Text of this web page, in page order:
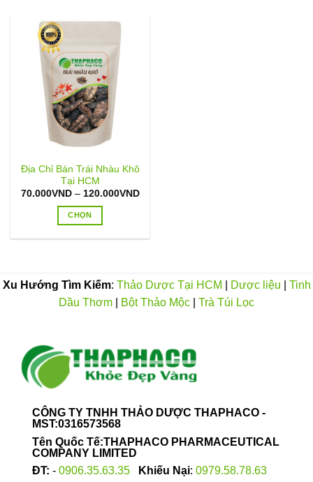
Địa Chỉ Bán Trái Nhàu Khô
Tại HCM
70.000VND – 120.000VNDKhoảng
120.000VND
CHỌN
nhiều
biến
tùy
chọn
có
được
chọn
trên
trang
sản
Xu Hướng Tìm Kiếm: Thảo Dược Tại HCM Dược liệu
Tinh
Dầu Thơm
Bột Thảo Mộc Trà Túi Lọc
CÔNG TY TNHH THẢO DƯỢC THAPHACO -
MST:0316573568
Tên Quốc Tế:THAPHACO PHARMACEUTICAL
COMPANY LIMITED
ĐT: - 0906.35.63.35 Khiếu Nại: 0979.58.78.63